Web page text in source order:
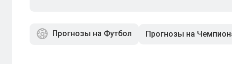
Прогнозы на Футбол Прогнозы на